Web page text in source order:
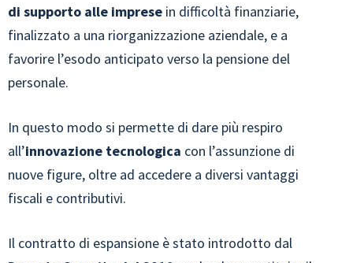
di supporto alle imprese in difficoltà finanziarie,
finalizzato a una riorganizzazione aziendale, e a
favorire l’esodo anticipato verso la pensione del
personale.
In questo modo si permette di dare più respiro
all’innovazione tecnologica con l’assunzione di
nuove figure, oltre ad accedere a diversi vantaggi
fiscali e contributivi.
Il contratto di espansione è stato introdotto dal